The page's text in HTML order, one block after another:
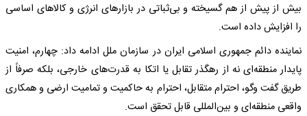
بیش از پیش از هم گسیخته و بی‌ثباتی در بازارهای انرژی و کالاهای اساسی
را افزایش داده است.
نماینده دائم جمهوری اسلامی ایران در سازمان ملل ادامه داد: چهارم، امنیت
پایدار منطقه‌ای نه از رهگذر تقابل یا اتکا به قدرت‌های خارجی، بلکه صرفاً از
طریق گفت‌ وگو، احترام متقابل، احترام به حاکمیت و تمامیت ارضی و همکاری
واقعی منطقه‌ای و بین‌المللی قابل تحقق است.